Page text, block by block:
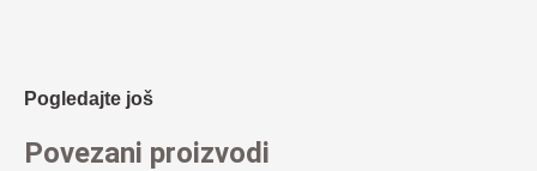
Pogledajte još
Povezani proizvodi